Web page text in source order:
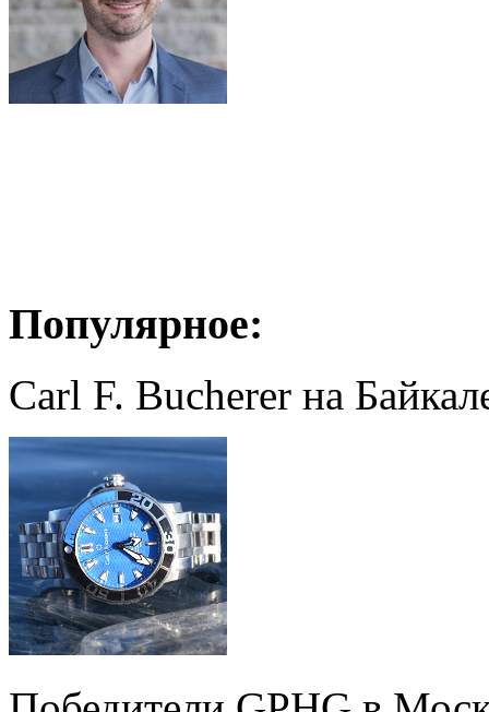
Популярное:
Carl F. Bucherer на